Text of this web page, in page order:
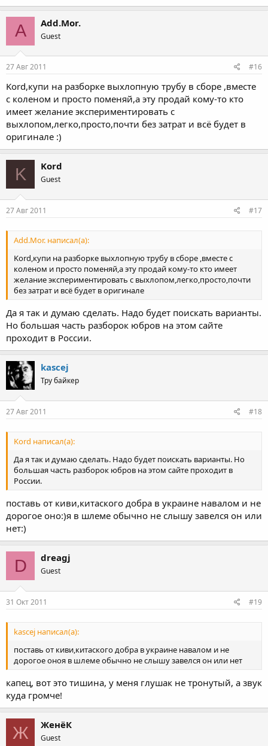
A Add.Mor.
Guest
27 Авг 2011 #16
Kord,купи на разборке выхлопную трубу в сборе ,вместе
с коленом и просто поменяй,а эту продай кому-то кто
имеет желание экспериментировать с
выхлопом,легко,просто,почти без затрат и всё будет в
оригинале :)
K Kord
Guest
27 Авг 2011 #17
Add.Mor. написал(а):
Kord,купи на разборке выхлопную трубу в сборе ,вместе с
коленом и просто поменяй,а эту продай кому-то кто имеет
желание экспериментировать с выхлопом,легко,просто,почти
без затрат и всё будет в оригинале
Да я так и думаю сделать. Надо будет поискать варианты.
Но большая часть разборок юбров на этом сайте
проходит в России.
kascej
Тру байкер
27 Авг 2011 #18
Kord написал(а):
Да я так и думаю сделать. Надо будет поискать варианты. Но
большая часть разборок юбров на этом сайте проходит в
России.
поставь от киви,китаского добра в украине навалом и не
дорогое оно:)я в шлеме обычно не слышу завелся он или
нет:)
D dreagj
Guest
31 Окт 2011 #19
kascej написал(а):
поставь от киви,китаского добра в украине навалом и не
дорогое оноя в шлеме обычно не слышу завелся он или нет
капец, вот это тишина, у меня глушак не тронутый, а звук
куда громче!
Ж ЖенёК
Guest